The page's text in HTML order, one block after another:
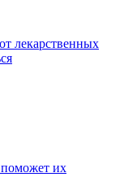
лекарственных
их